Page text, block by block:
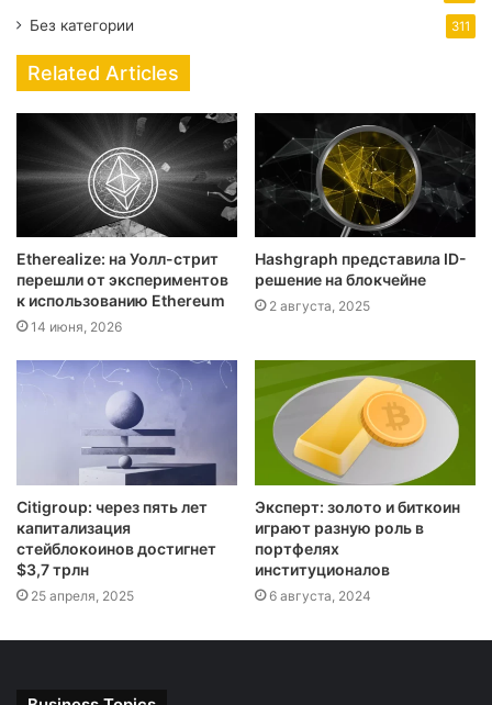
Без категории 311
Related Articles
Etherealize: на Уолл-стрит
перешли от экспериментов
к использованию Ethereum
14 июня, 2026
Hashgraph представила ID-
решение на блокчейне
2 августа, 2025
Citigroup: через пять лет
капитализация
стейблокоинов достигнет
$3,7 трлн
25 апреля, 2025
Эксперт: золото и биткоин
играют разную роль в
портфелях
институционалов
6 августа, 2024